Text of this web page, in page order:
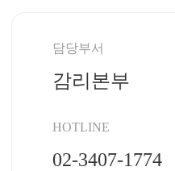
담당부서
감리본부
HOTLINE
02-3407-1774